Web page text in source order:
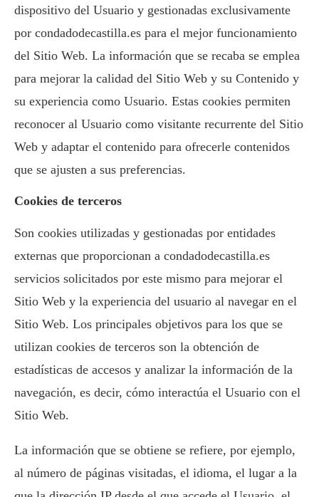
dispositivo del Usuario y gestionadas exclusivamente
por condadodecastilla.es para el mejor funcionamiento
del Sitio Web. La información que se recaba se emplea
para mejorar la calidad del Sitio Web y su Contenido y
su experiencia como Usuario. Estas cookies permiten
reconocer al Usuario como visitante recurrente del Sitio
Web y adaptar el contenido para ofrecerle contenidos
que se ajusten a sus preferencias.
Cookies de terceros
Son cookies utilizadas y gestionadas por entidades
externas que proporcionan a condadodecastilla.es
servicios solicitados por este mismo para mejorar el
Sitio Web y la experiencia del usuario al navegar en el
Sitio Web. Los principales objetivos para los que se
utilizan cookies de terceros son la obtención de
estadísticas de accesos y analizar la información de la
navegación, es decir, cómo interactúa el Usuario con el
Sitio Web.
La información que se obtiene se refiere, por ejemplo,
al número de páginas visitadas, el idioma, el lugar a la